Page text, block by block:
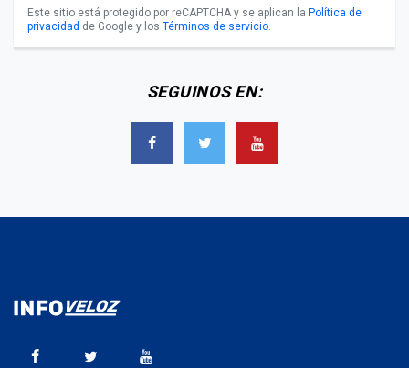
Este sitio está protegido por reCAPTCHA y se aplican la Política de
privacidad de Google y los Términos de servicio.
SEGUINOS EN: